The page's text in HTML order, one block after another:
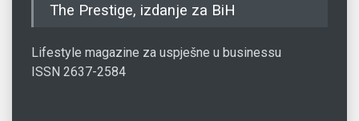
The Prestige, izdanje za BiH
Lifestyle magazine za uspješne u businessu
ISSN 2637-2584